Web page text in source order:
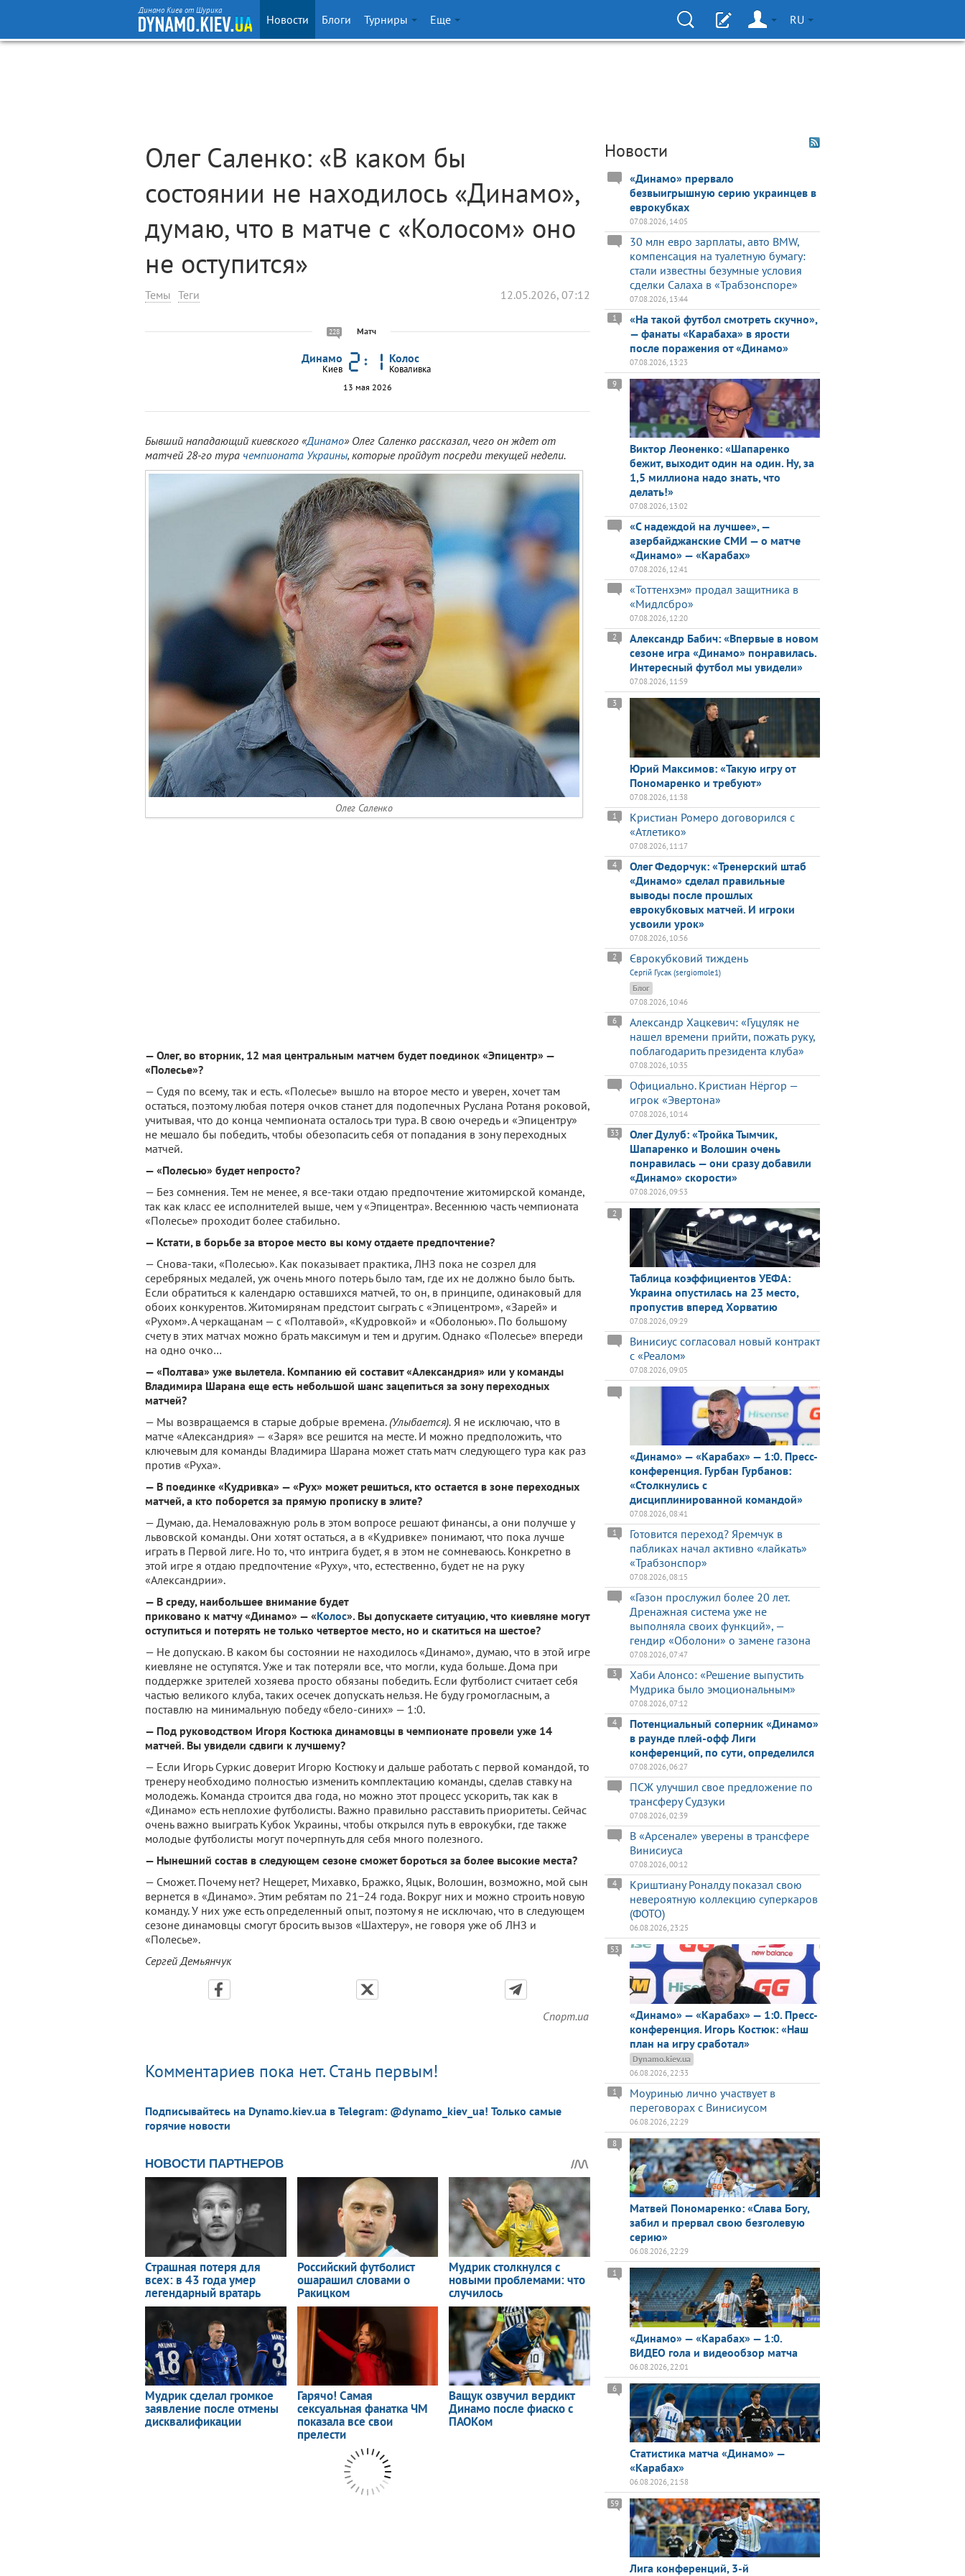
Динамо Киев от Шурика
Новости Блоги Турниры Еще RU
Олег Саленко: «В каком бы
состоянии не находилось «Динамо»,
думаю, что в матче с «Колосом» оно
не оступится»
Темы Теги 12.05.2026, 07:12
228 Матч
Динамо
Киев
Колос
Коваливка
13 мая 2026
Бывший нападающий киевского «Динамо» Олег Саленко рассказал, чего он ждет от
матчей 28-го тура чемпионата Украины, которые пройдут посреди текущей недели.
Олег Саленко
— Олег, во вторник, 12 мая центральным матчем будет поединок «Эпицентр» —
«Полесье»?
— Судя по всему, так и есть. «Полесье» вышло на второе место и уверен, хочет там
остаться, поэтому любая потеря очков станет для подопечных Руслана Ротаня роковой,
учитывая, что до конца чемпионата осталось три тура. В свою очередь и «Эпицентру»
не мешало бы победить, чтобы обезопасить себя от попадания в зону переходных
матчей.
— «Полесью» будет непросто?
— Без сомнения. Тем не менее, я все-таки отдаю предпочтение житомирской команде,
так как класс ее исполнителей выше, чем у «Эпицентра». Весеннюю часть чемпионата
«Полесье» проходит более стабильно.
— Кстати, в борьбе за второе место вы кому отдаете предпочтение?
— Снова-таки, «Полесью». Как показывает практика, ЛНЗ пока не созрел для
серебряных медалей, уж очень много потерь было там, где их не должно было быть.
Если обратиться к календарю оставшихся матчей, то он, в принципе, одинаковый для
обоих конкурентов. Житомирянам предстоит сыграть с «Эпицентром», «Зарей» и
«Рухом». А черкащанам — с «Полтавой», «Кудровкой» и «Оболонью». По большому
счету в этих матчах можно брать максимум и тем и другим. Однако «Полесье» впереди
на одно очко…
— «Полтава» уже вылетела. Компанию ей составит «Александрия» или у команды
Владимира Шарана еще есть небольшой шанс зацепиться за зону переходных
матчей?
— Мы возвращаемся в старые добрые времена.(Улыбается). Я не исключаю, что в
матче «Александрия» — «Заря» все решится на месте. И можно предположить, что
ключевым для команды Владимира Шарана может стать матч следующего тура как раз
против «Руха».
— В поединке «Кудривка» — «Рух» может решиться, кто остается в зоне переходных
матчей, а кто поборется за прямую прописку в элите?
— Думаю, да. Немаловажную роль в этом вопросе решают финансы, а они получше у
львовской команды. Они хотят остаться, а в «Кудривке» понимают, что пока лучше
играть в Первой лиге. Но то, что интрига будет, я в этом не сомневаюсь. Конкретно в
этой игре я отдаю предпочтение «Руху», что, естественно, будет не на руку
«Александрии».
— В среду, наибольшее внимание будет
приковано к матчу «Динамо» — «Колос». Вы допускаете ситуацию, что киевляне могут
оступиться и потерять не только четвертое место, но и скатиться на шестое?
— Не допускаю. В каком бы состоянии не находилось «Динамо», думаю, что в этой игре
киевляне не оступятся. Уже и так потеряли все, что могли, куда больше. Дома при
поддержке зрителей хозяева просто обязаны победить. Если футболист считает себя
частью великого клуба, таких осечек допускать нельзя. Не буду громогласным, а
поставлю на минимальную победу «бело-синих» — 1:0.
— Под руководством Игоря Костюка динамовцы в чемпионате провели уже 14
матчей. Вы увидели сдвиги к лучшему?
— Если Игорь Суркис доверит Игорю Костюку и дальше работать с первой командой, то
тренеру необходимо полностью изменить комплектацию команды, сделав ставку на
молодежь. Команда строится два года, но можно этот процесс ускорить, так как в
«Динамо» есть неплохие футболисты. Важно правильно расставить приоритеты. Сейчас
очень важно выиграть Кубок Украины, чтобы открылся путь в еврокубки, где также
молодые футболисты могут почерпнуть для себя много полезного.
— Нынешний состав в следующем сезоне сможет бороться за более высокие места?
— Сможет. Почему нет? Нещерет, Михавко, Бражко, Яцык, Волошин, возможно, мой сын
вернется в «Динамо». Этим ребятам по 21−24 года. Вокруг них и можно строить новую
команду. У них уже есть определенный опыт, поэтому я не исключаю, что в следующем
сезоне динамовцы смогут бросить вызов «Шахтеру», не говоря уже об ЛНЗ и
«Полесье».
Сергей Демьянчук
Спорт.ua
Комментариев пока нет. Стань первым!
Подписывайтесь на Dynamo.kiev.ua в Telegram: @dynamo_kiev_ua! Только самые
горячие новости
Новости
«Динамо» прервало
безвыигрышную серию украинцев в
еврокубках
07.08.2026, 14:05
30 млн евро зарплаты, авто BMW,
компенсация на туалетную бумагу:
стали известны безумные условия
сделки Салаха в «Трабзонспоре»
07.08.2026, 13:44
«На такой футбол смотреть скучно»,
— фанаты «Карабаха» в ярости
после поражения от «Динамо»
1
07.08.2026, 13:23
Виктор Леоненко: «Шапаренко
бежит, выходит один на один. Ну, за
1,5 миллиона надо знать, что
делать!»
9
07.08.2026, 13:02
«С надеждой на лучшее», —
азербайджанские СМИ — о матче
«Динамо» — «Карабах»
07.08.2026, 12:41
«Тоттенхэм» продал защитника в
«Мидлсбро»
07.08.2026, 12:20
Александр Бабич: «Впервые в новом
сезоне игра «Динамо» понравилась.
Интересный футбол мы увидели»
2
07.08.2026, 11:59
Юрий Максимов: «Такую игру от
Пономаренко и требуют»
3
07.08.2026, 11:38
Кристиан Ромеро договорился с
«Атлетико»
1
07.08.2026, 11:17
Олег Федорчук: «Тренерский штаб
«Динамо» сделал правильные
выводы после прошлых
еврокубковых матчей. И игроки
усвоили урок»
4
07.08.2026, 10:56
Єврокубковий тиждень
2
Сергій Гусак (sergiomole1)
Блог
07.08.2026, 10:46
Александр Хацкевич: «Гуцуляк не
нашел времени прийти, пожать руку,
поблагодарить президента клуба»
6
07.08.2026, 10:35
Официально. Кристиан Нёргор —
игрок «Эвертона»
07.08.2026, 10:14
Олег Дулуб: «Тройка Тымчик,
Шапаренко и Волошин очень
понравилась — они сразу добавили
«Динамо» скорости»
33
07.08.2026, 09:53
Таблица коэффициентов УЕФА:
Украина опустилась на 23 место,
пропустив вперед Хорватию
2
07.08.2026, 09:29
Винисиус согласовал новый контракт
с «Реалом»
07.08.2026, 09:05
«Динамо» — «Карабах» — 1:0. Пресс-
конференция. Гурбан Гурбанов:
«Столкнулись с
дисциплинированной командой»
07.08.2026, 08:41
Готовится переход? Яремчук в
пабликах начал активно «лайкать»
«Трабзонспор»
1
07.08.2026, 08:15
«Газон прослужил более 20 лет.
Дренажная система уже не
выполняла своих функций», —
гендир «Оболони» о замене газона
07.08.2026, 07:47
Хаби Алонсо: «Решение выпустить
Мудрика было эмоциональным»
3
07.08.2026, 07:12
Потенциальный соперник «Динамо»
в раунде плей-офф Лиги
конференций, по сути, определился
4
07.08.2026, 06:27
ПСЖ улучшил свое предложение по
трансферу Судзуки
07.08.2026, 02:39
В «Арсенале» уверены в трансфере
Винисиуса
07.08.2026, 00:12
Криштиану Роналду показал свою
невероятную коллекцию суперкаров
(ФОТО)
4
06.08.2026, 23:25
«Динамо» — «Карабах» — 1:0. Пресс-
конференция. Игорь Костюк: «Наш
план на игру сработал»
53
Dynamo.kiev.ua
06.08.2026, 22:33
Моуринью лично участвует в
переговорах с Винисиусом
1
06.08.2026, 22:29
Матвей Пономаренко: «Слава Богу,
забил и прервал свою безголевую
серию»
8
06.08.2026, 22:29
«Динамо» — «Карабах» — 1:0.
ВИДЕО гола и видеообзор матча
1
06.08.2026, 22:01
Статистика матча «Динамо» —
«Карабах»
6
06.08.2026, 21:58
Лига конференций, 3-й
59